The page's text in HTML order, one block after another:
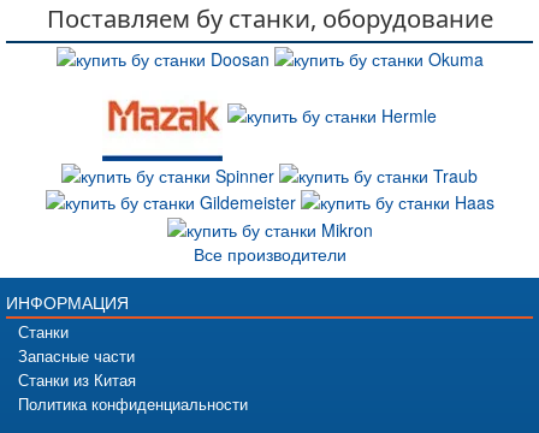
Поставляем бу станки, оборудование
Все производители
ИНФОРМАЦИЯ
Станки
Запасные части
Станки из Китая
Политика конфиденциальности